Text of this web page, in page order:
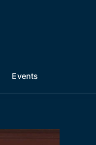
Events